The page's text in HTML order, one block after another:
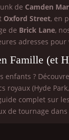
de Camden
Oxford Street, en
de Brick Lane,
adresses pour
Famille (et
enfants ?
royaux (Hyde
complet sur
de tournage